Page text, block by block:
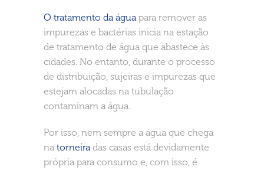
O tratamento da águapara remover as
impurezas e bactérias inicia na estação
de tratamento de água que abastece às
cidades. No entanto, durante o processo
de distribuição, sujeiras e impurezas que
estejam alocadas na tubulação
contaminam a água.
Por isso, nem sempre a água que chega
na torneiradas casas está devidamente
própria para consumo e, com isso, é